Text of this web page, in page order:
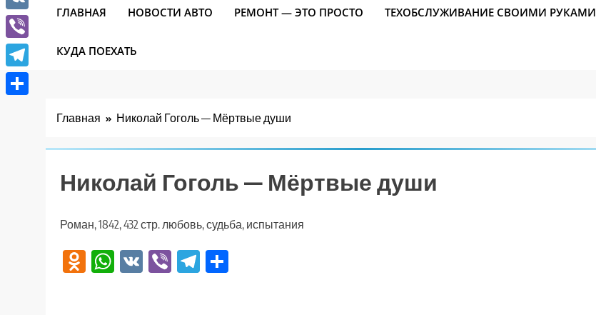
ГЛАВНАЯ НОВОСТИ АВТО РЕМОНТ — ЭТО ПРОСТО ТЕХОБСЛУЖИВАНИЕ СВОИМИ РУКАМИ
КУДА ПОЕХАТЬ
Главная Николай Гоголь — Мёртвые души
Николай Гоголь — Мёртвые души
Роман, 1842, 432 стр. любовь, судьба, испытания
Odnoklassniki
WhatsApp
VK ViberTelegram
VK
Viber
Telegram